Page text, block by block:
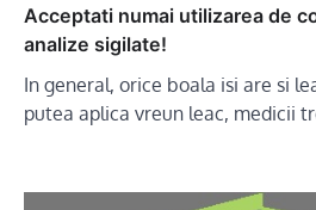
Acceptati numai utilizarea de
analize sigilate!
In general, orice boala isi are si
putea aplica vreun leac, medicii